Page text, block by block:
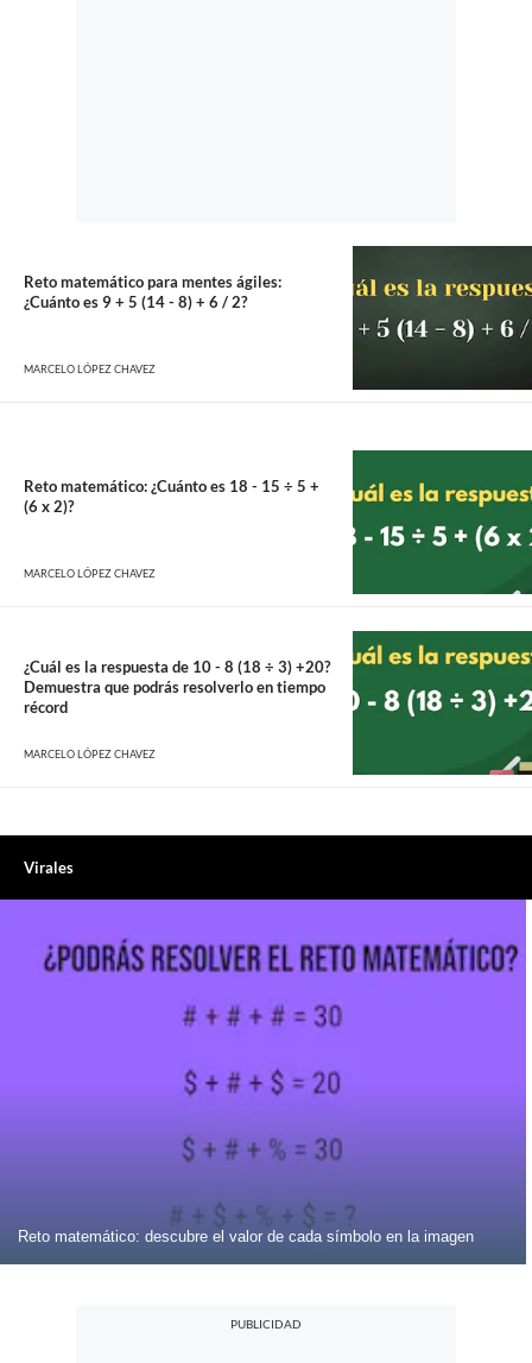
Reto matemático para mentes ágiles:
¿Cuánto es 9 + 5 (14 - 8) + 6 / 2?
MARCELO LÓPEZ CHAVEZ
Reto matemático: ¿Cuánto es 18 - 15 ÷ 5 +
(6 x 2)?
MARCELO LÓPEZ CHAVEZ
¿Cuál es la respuesta de 10 - 8 (18 ÷ 3) +20?
Demuestra que podrás resolverlo en tiempo
récord
MARCELO LÓPEZ CHAVEZ
Virales
Reto matemático: descubre el valor de cada símbolo en la imagen